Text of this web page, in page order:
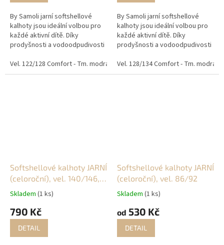
By Samoli jarní softshellové
kalhoty jsou ideální volbou pro
každé aktivní dítě. Díky
prodyšnosti a vodoodpudivosti
na venkovní dobrodružství, do
školy či školky. Ať už...
Vel. 122/128 Comfort - Tm. modrá/vesmír Vel. 122/128 Comfort -
By Samoli jarní softshellové
kalhoty jsou ideální volbou pro
každé aktivní dítě. Díky
prodyšnosti a vodoodpudivosti
na venkovní dobrodružství, do
školy či školky. Ať už...
Vel. 128/134 Comfort - Tm. modrá/
Softshellové kalhoty JARNÍ
(celoroční), vel. 140/146,
146/152 a 152/158
Skladem (1 ks)
790 Kč
DETAIL
Softshellové kalhoty JARNÍ
(celoroční), vel. 86/92
Skladem (1 ks)
od 530 Kč
DETAIL